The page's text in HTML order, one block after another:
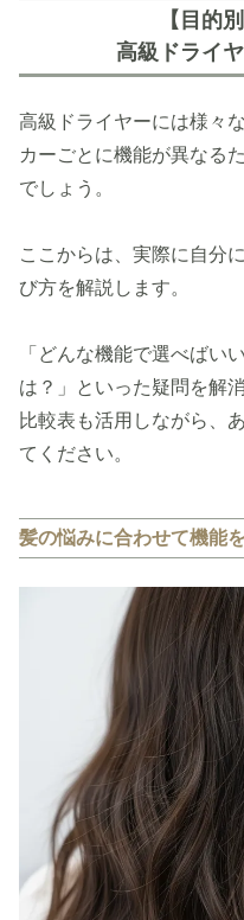
【目的
高級ドライ
高級ドライヤーには様々
カーごとに機能が異なる
でしょう。
ここからは、実際に自分
び方を解説します。
「どんな機能で選べばい
は？」といった疑問を解
比較表も活用しながら、
てください。
髪の悩みに合わせて機能